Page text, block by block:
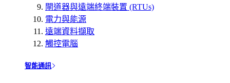
閘道器與遠端終端裝置 (RTUs)
電力與能源
遠端資料擷取
觸控電腦
智能通訊